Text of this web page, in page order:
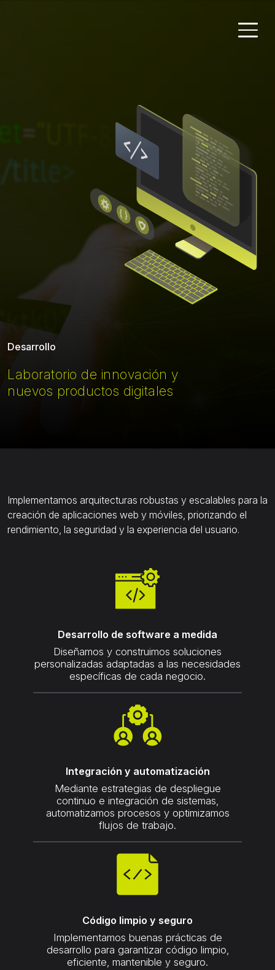
Desarrollo
Laboratorio de innovación y
nuevos productos digitales
Implementamos arquitecturas robustas y escalables para la
creación de aplicaciones web y móviles, priorizando el
rendimiento, la seguridad y la experiencia del usuario.
Desarrollo de software a medida
Diseñamos y construimos soluciones
personalizadas adaptadas a las necesidades
específicas de cada negocio.
Integración y automatización
Mediante estrategias de despliegue
continuo e integración de sistemas,
automatizamos procesos y optimizamos
flujos de trabajo.
Código limpio y seguro
Implementamos buenas prácticas de
desarrollo para garantizar código limpio,
eficiente, mantenible y seguro.